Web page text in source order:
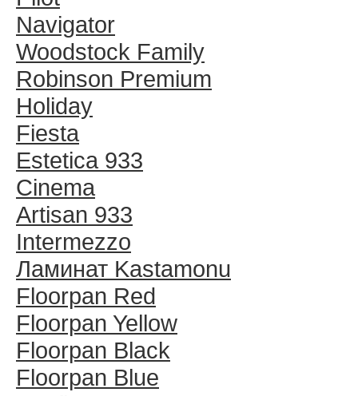
Navigator
Woodstock Family
Robinson Premium
Holiday
Fiesta
Estetica 933
Cinema
Artisan 933
Intermezzo
Ламинат Kastamonu
Floorpan Red
Floorpan Yellow
Floorpan Black
Floorpan Blue